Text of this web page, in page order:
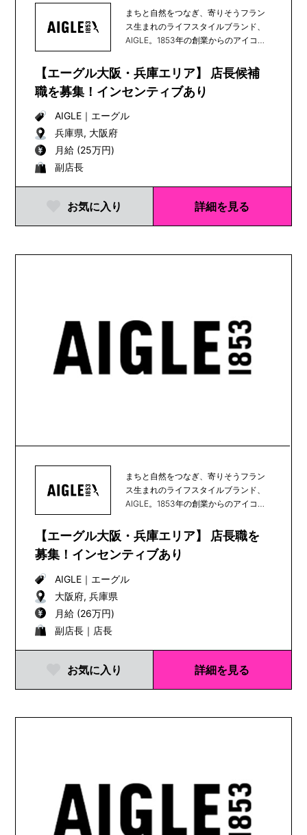
まちと自然をつなぎ、寄りそうフラン
ス生まれのライフスタイルブランド、
AIGLE。1853年の創業からのアイコン
【エーグル大阪・兵庫エリア】 店長候補
職を募集！インセンティブあり
AIGLE｜ エーグル
兵庫県, 大阪府
月給 (25万円)
副店長
お気に入り 詳細を見る
まちと自然をつなぎ、寄りそうフラン
ス生まれのライフスタイルブランド、
AIGLE。1853年の創業からのアイコン
【エーグル大阪・兵庫エリア】 店長職を
募集！インセンティブあり
AIGLE｜ エーグル
大阪府, 兵庫県
月給 (26万円)
副店長｜店長
お気に入り 詳細を見る